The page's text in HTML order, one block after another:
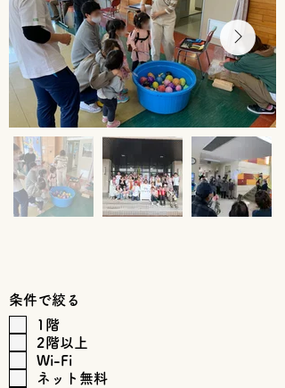
条件で絞る
1階
2階以上
Wi-Fi
ネット無料